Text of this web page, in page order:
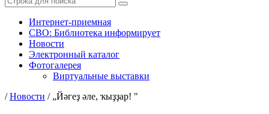
Интернет-приемная
СВО: Библиотека информирует
Новости
Электронный каталог
Фотогалерея
Виртуальные выставки
/Новости / „Йәгеҙ әле, ҡыҙҙар! "